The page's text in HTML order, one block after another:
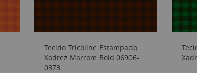
Tecido Tricoline Estampado
Xadrez Marrom Bold 06906-
0373